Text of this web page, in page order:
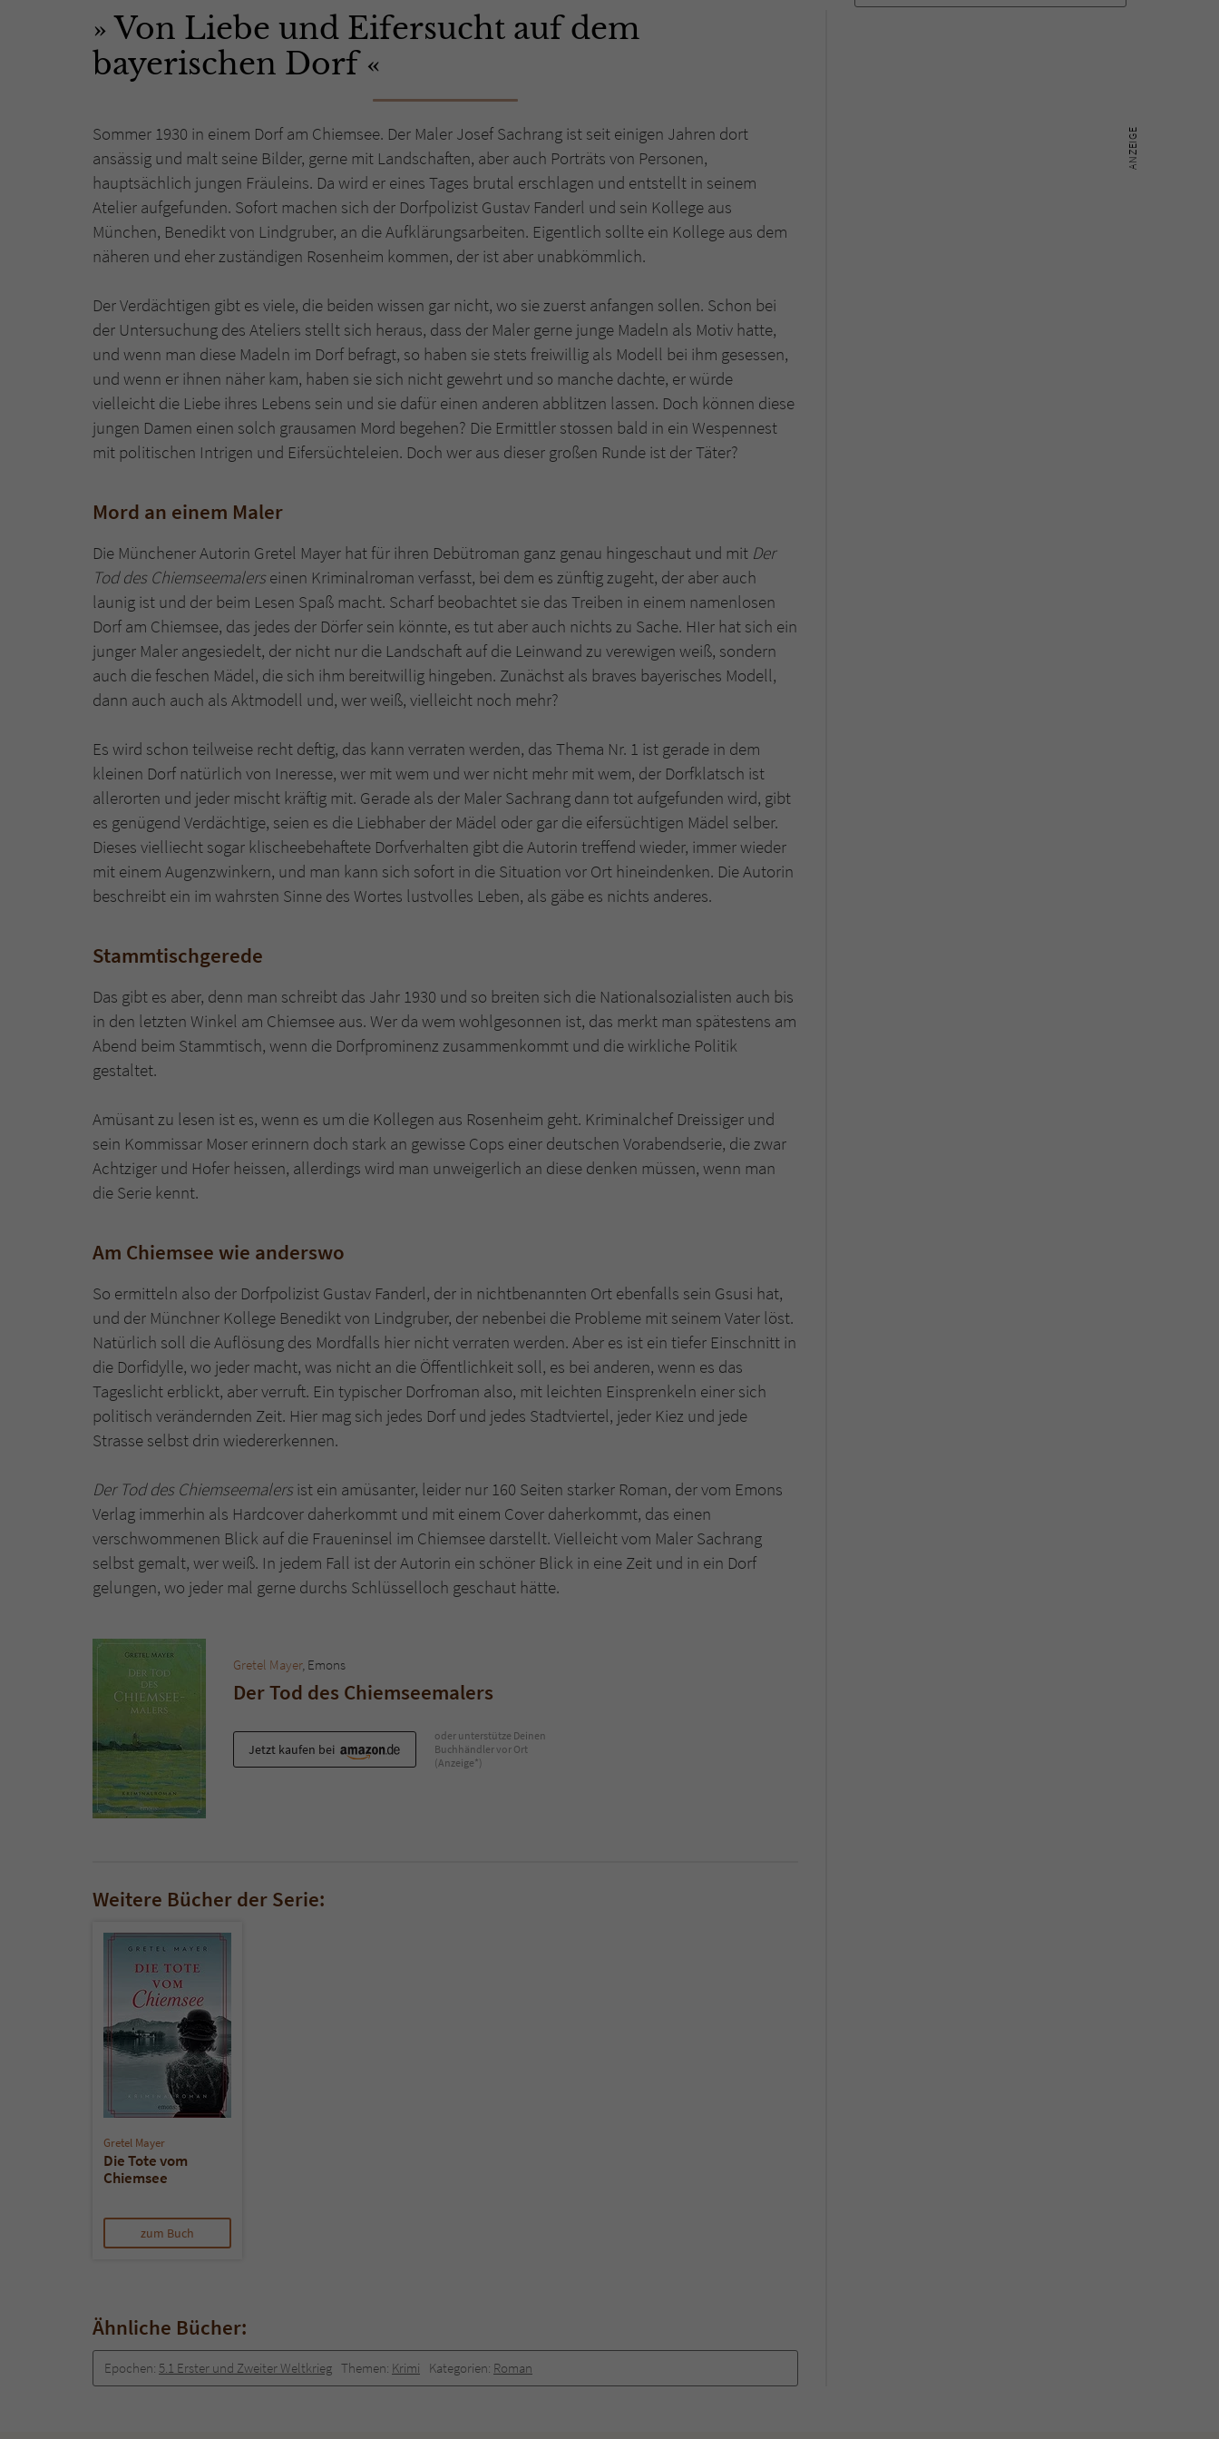
Von Liebe und Eifersucht auf dem
bayerischen Dorf
Sommer 1930 in einem Dorf am Chiemsee. Der Maler Josef Sachrang ist seit einigen Jahren dort
ansässig und malt seine Bilder, gerne mit Landschaften, aber auch Porträts von Personen,
hauptsächlich jungen Fräuleins. Da wird er eines Tages brutal erschlagen und entstellt in seinem
Atelier aufgefunden. Sofort machen sich der Dorfpolizist Gustav Fanderl und sein Kollege aus
München, Benedikt von Lindgruber, an die Aufklärungsarbeiten. Eigentlich sollte ein Kollege aus dem
näheren und eher zuständigen Rosenheim kommen, der ist aber unabkömmlich.
Der Verdächtigen gibt es viele, die beiden wissen gar nicht, wo sie zuerst anfangen sollen. Schon bei
der Untersuchung des Ateliers stellt sich heraus, dass der Maler gerne junge Madeln als Motiv hatte,
und wenn man diese Madeln im Dorf befragt, so haben sie stets freiwillig als Modell bei ihm gesessen,
und wenn er ihnen näher kam, haben sie sich nicht gewehrt und so manche dachte, er würde
vielleicht die Liebe ihres Lebens sein und sie dafür einen anderen abblitzen lassen. Doch können diese
jungen Damen einen solch grausamen Mord begehen? Die Ermittler stossen bald in ein Wespennest
mit politischen Intrigen und Eifersüchteleien. Doch wer aus dieser großen Runde ist der Täter?
Mord an einem Maler
Die Münchener Autorin Gretel Mayer hat für ihren Debütroman ganz genau hingeschaut und mit Der
Tod des Chiemseemalerseinen Kriminalroman verfasst, bei dem es zünftig zugeht, der aber auch
launig ist und der beim Lesen Spaß macht. Scharf beobachtet sie das Treiben in einem namenlosen
Dorf am Chiemsee, das jedes der Dörfer sein könnte, es tut aber auch nichts zu Sache. HIer hat sich ein
junger Maler angesiedelt, der nicht nur die Landschaft auf die Leinwand zu verewigen weiß, sondern
auch die feschen Mädel, die sich ihm bereitwillig hingeben. Zunächst als braves bayerisches Modell,
dann auch auch als Aktmodell und, wer weiß, vielleicht noch mehr?
Es wird schon teilweise recht deftig, das kann verraten werden, das Thema Nr. 1 ist gerade in dem
kleinen Dorf natürlich von Ineresse, wer mit wem und wer nicht mehr mit wem, der Dorfklatsch ist
allerorten und jeder mischt kräftig mit. Gerade als der Maler Sachrang dann tot aufgefunden wird, gibt
es genügend Verdächtige, seien es die Liebhaber der Mädel oder gar die eifersüchtigen Mädel selber.
Dieses vielliecht sogar klischeebehaftete Dorfverhalten gibt die Autorin treffend wieder, immer wieder
mit einem Augenzwinkern, und man kann sich sofort in die Situation vor Ort hineindenken. Die Autorin
beschreibt ein im wahrsten Sinne des Wortes lustvolles Leben, als gäbe es nichts anderes.
Stammtischgerede
Das gibt es aber, denn man schreibt das Jahr 1930 und so breiten sich die Nationalsozialisten auch bis
in den letzten Winkel am Chiemsee aus. Wer da wem wohlgesonnen ist, das merkt man spätestens am
Abend beim Stammtisch, wenn die Dorfprominenz zusammenkommt und die wirkliche Politik
gestaltet.
Amüsant zu lesen ist es, wenn es um die Kollegen aus Rosenheim geht. Kriminalchef Dreissiger und
sein Kommissar Moser erinnern doch stark an gewisse Cops einer deutschen Vorabendserie, die zwar
Achtziger und Hofer heissen, allerdings wird man unweigerlich an diese denken müssen, wenn man
die Serie kennt.
Am Chiemsee wie anderswo
So ermitteln also der Dorfpolizist Gustav Fanderl, der in nichtbenannten Ort ebenfalls sein Gsusi hat,
und der Münchner Kollege Benedikt von Lindgruber, der nebenbei die Probleme mit seinem Vater löst.
Natürlich soll die Auflösung des Mordfalls hier nicht verraten werden. Aber es ist ein tiefer Einschnitt in
die Dorfidylle, wo jeder macht, was nicht an die Öffentlichkeit soll, es bei anderen, wenn es das
Tageslicht erblickt, aber verruft. Ein typischer Dorfroman also, mit leichten Einsprenkeln einer sich
politisch verändernden Zeit. Hier mag sich jedes Dorf und jedes Stadtviertel, jeder Kiez und jede
Strasse selbst drin wiedererkennen.
Der Tod des Chiemseemalersist ein amüsanter, leider nur 160 Seiten starker Roman, der vom Emons
Verlag immerhin als Hardcover daherkommt und mit einem Cover daherkommt, das einen
verschwommenen Blick auf die Fraueninsel im Chiemsee darstellt. Vielleicht vom Maler Sachrang
selbst gemalt, wer weiß. In jedem Fall ist der Autorin ein schöner Blick in eine Zeit und in ein Dorf
gelungen, wo jeder mal gerne durchs Schlüsselloch geschaut hätte.
Gretel Mayer, Emons
Der Tod des Chiemseemalers
Jetzt kaufen bei
oder unterstütze Deinen
Buchhändler vor Ort
(Anzeige*)
Weitere Bücher der Serie:
Gretel Mayer
Die Tote vom
Chiemsee
zum Buch
Ähnliche Bücher:
Epochen: 5.1 Erster und Zweiter Weltkrieg Themen: Krimi Kategorien: Roman
Name tx_pwcomments_ahash
Laufzeit 1 Jahr
Zweck Cookie für Kommentare einzelner Buchtitel
Name fe_typo_user
Anbieter
Laufzeit Session
Zweck
Dieses Cookie gewährleistet die Kommunikation der
Webseite mit dem Benutzer. Es wird benötigt um z. B.
den Sicherheitscode des Kontaktformulars zu
überprüfen.